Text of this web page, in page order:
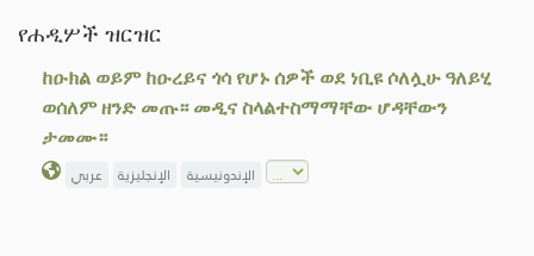
የሐዲሦች ዝርዝር
ከዑክል ወይም ከዑረይና ጎሳ የሆኑ ሰዎች ወደ ነቢዩ ሶለሏሁ ዓለይሂ
ወሰለም ዘንድ መጡ። መዲና ስላልተስማማቸው ሆዳቸውን
ታመሙ።
عربي الإنجليزية الإندونيسية